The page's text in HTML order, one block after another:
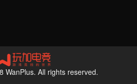
WanPlus. All rights reserved.